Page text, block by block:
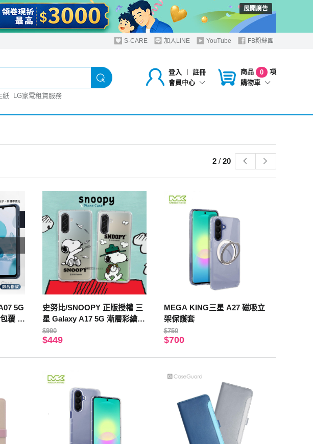
展開廣告
S-CARE 加入LINE YouTube FB粉絲團
登入 ︱
註冊
會員中心
商品 0
項
購物車
紙 LG家電租賃服務
2 / 20
5G
覆 手
史努比/SNOOPY 正版授權 三
星 Galaxy A17 5G 漸層彩繪空
壓手機殼(紙飛機)
$990
$449
MEGA KING三星 A27 磁吸立
架保護套
$750
$700